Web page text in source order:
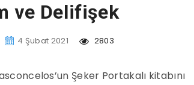
ve Delifişek
4 Şubat 2021 2803
Şeker Portakalı kitabını